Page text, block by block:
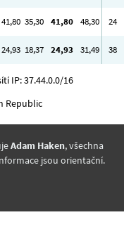
41,80 35,30 41,80 48,30
24
24,93 18,37 24,93 31,49 38
IP: 37.44.0.0/16
Republic
Adam Haken, všechna
jsou orientační.